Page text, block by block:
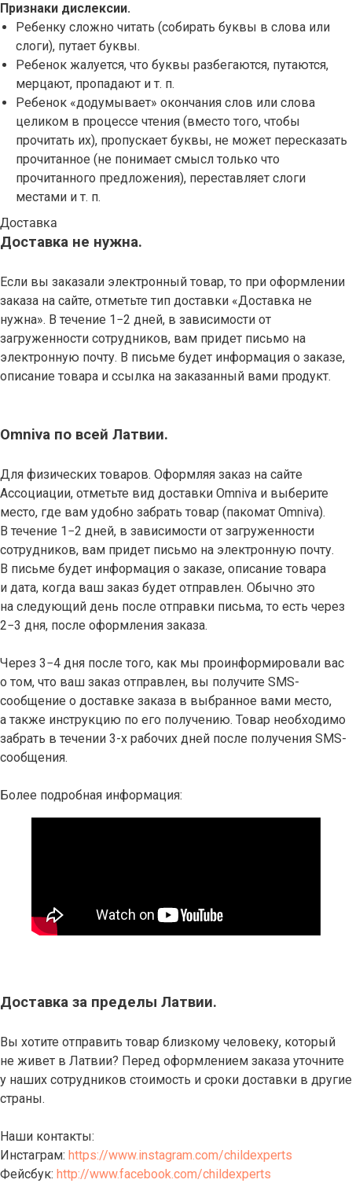
Признаки дислексии.
Ребенку сложно читать (собирать буквы в слова или
слоги), путает буквы.
Ребенок жалуется, что буквы разбегаются, путаются,
мерцают, пропадают и т. п.
Ребенок «додумывает» окончания слов или слова
целиком в процессе чтения (вместо того, чтобы
прочитать их), пропускает буквы, не может пересказать
прочитанное (не понимает смысл только что
прочитанного предложения), переставляет слоги
местами и т. п.
Доставка
Доставка не нужна.
Если вы заказали электронный товар, то при оформлении
заказа на сайте, отметьте тип доставки «Доставка не
нужна». В течение 1−2 дней, в зависимости от
загруженности сотрудников, вам придет письмо на
электронную почту. В письме будет информация о заказе,
описание товара и ссылка на заказанный вами продукт.
Omniva по всей Латвии.
Для физических товаров. Оформляя заказ на сайтe
Ассоциации, отметьте вид доставки Omniva и выберите
место, где вам удобно забрать товар (пакомат Omniva).
В течение 1−2 дней, в зависимости от загруженности
сотрудников, вам придет письмо на электронную почту.
В письме будет информация о заказе, описание товара
и дата, когда ваш заказ будет отправлен. Обычно это
на следующий день после отправки письма, то есть через
2−3 дня, после оформления заказа.
Через 3−4 дня после того, как мы проинформировали вас
о том, что ваш заказ отправлен, вы получите SMS-
сообщение о доставке заказа в выбранное вами место,
а также инструкцию по его получению. Товар необходимо
забрать в течении 3-х рабочих дней после получения SMS-
сообщения.
Более подробная информация:
Доставка за пределы Латвии.
Вы хотите отправить товар близкому человеку, который
не живет в Латвии? Перед оформлением заказа уточните
у наших сотрудников стоимость и сроки доставки в другие
страны.
Наши контакты:
Инстаграм: https://www.instagram.com/childexperts
Фейсбук: http://www.facebook.com/childexperts